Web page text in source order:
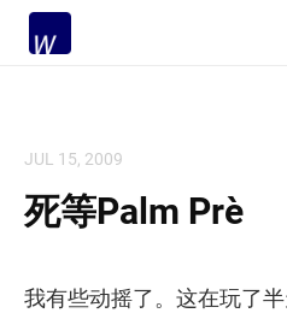
JUL 15, 2009
死等Palm Pre？
我有些动摇了。这在玩了